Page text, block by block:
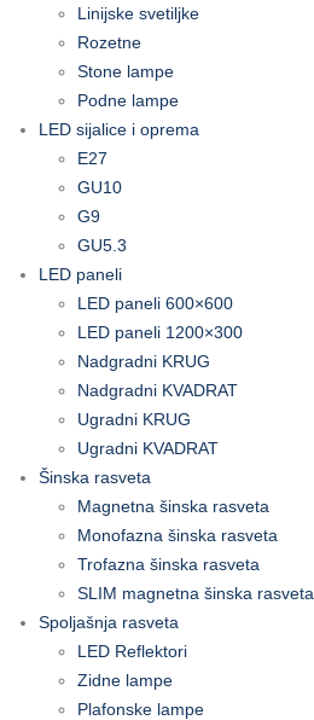
Linijske svetiljke
Rozetne
Stone lampe
Podne lampe
LED sijalice i oprema
E27
GU10
G9
GU5.3
LED paneli
LED paneli 600×600
LED paneli 1200×300
Nadgradni KRUG
Nadgradni KVADRAT
Ugradni KRUG
Ugradni KVADRAT
Šinska rasveta
Magnetna šinska rasveta
Monofazna šinska rasveta
Trofazna šinska rasveta
SLIM magnetna šinska rasveta
Spoljašnja rasveta
LED Reflektori
Zidne lampe
Plafonske lampe